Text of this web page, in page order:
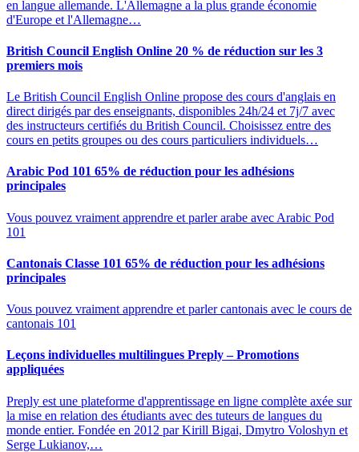
en langue allemande. L'Allemagne a la plus grande économie
d'Europe et l'Allemagne…
British Council English Online 20 % de réduction sur les 3
premiers mois
Le British Council English Online propose des cours d'anglais en
direct dirigés par des enseignants, disponibles 24h/24 et 7j/7 avec
des instructeurs certifiés du British Council. Choisissez entre des
cours en petits groupes ou des cours particuliers individuels…
Arabic Pod 101 65% de réduction pour les adhésions
principales
Vous pouvez vraiment apprendre et parler arabe avec Arabic Pod
101
Cantonais Classe 101 65% de réduction pour les adhésions
principales
Vous pouvez vraiment apprendre et parler cantonais avec le cours de
cantonais 101
Leçons individuelles multilingues Preply – Promotions
appliquées
Preply est une plateforme d'apprentissage en ligne complète axée sur
la mise en relation des étudiants avec des tuteurs de langues du
monde entier. Fondée en 2012 par Kirill Bigai, Dmytro Voloshyn et
Serge Lukianov,…